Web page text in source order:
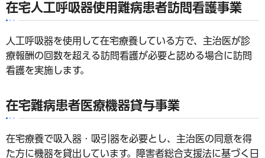
在宅人工呼吸器使用難病患者訪問看護事業
人工呼吸器を使用して在宅療養している方で、主治医が診
療報酬の回数を超える訪問看護が必要と認める場合に訪問
看護を実施します。
在宅難病患者医療機器貸与事業
在宅療養で吸入器・吸引器を必要とし、主治医の同意を得
た方に機器を貸出しています。障害者総合支援法に基づく日